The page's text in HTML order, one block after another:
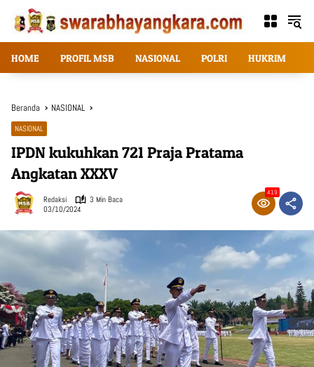
Langsung
konten
HOME PROFIL MSB NASIONAL POLRI HUKRIM
Beranda NASIONAL
NASIONAL
IPDN kukuhkan 721 Praja Pratama
Angkatan XXXV
Redaksi
3 Min Baca
03/10/2024
419